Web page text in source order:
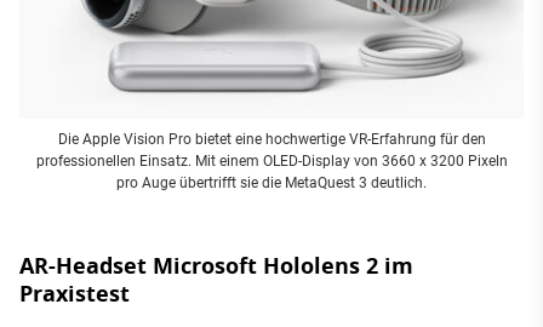
Die Apple Vision Pro bietet eine hochwertige VR-Erfahrung für den
professionellen Einsatz. Mit einem OLED-Display von 3660 x 3200 Pixeln
pro Auge übertrifft sie die MetaQuest 3 deutlich.
AR-Headset Microsoft Hololens 2 im
Praxistest